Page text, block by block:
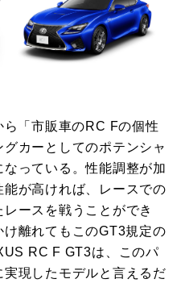
「市販車のRC Fの個性
カーとしてのポテンシャ
っている。性能調整が加
が高ければ、レースでの
ースを戦うことができ
離れてもこのGT3規定の
RC F GT3は、このパ
現したモデルと言えるだ